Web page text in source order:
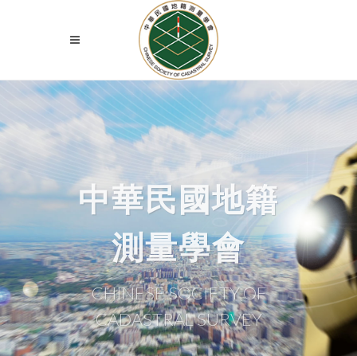
中華民國地籍
測量學會
CHINESE SOCIETY OF
CADASTRAL SURVEY